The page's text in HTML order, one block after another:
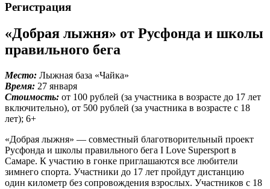
Регистрация
«Добрая лыжня» от Русфонда и школы
правильного бега
Место: Лыжная база «Чайка»
Время: 27 января
Стоимость: от 100 рублей (за участника в возрасте до 17 лет
включительно), от 500 рублей (за участника в возрасте с 18
лет); 6+
«Добрая лыжня» — совместный благотворительный проект
Русфонда и школы правильного бега I Love Supersport в
Самаре. К участию в гонке приглашаются все любители
зимнего спорта. Участники до 17 лет пройдут дистанцию
один километр без сопровождения взрослых. Участников с 18